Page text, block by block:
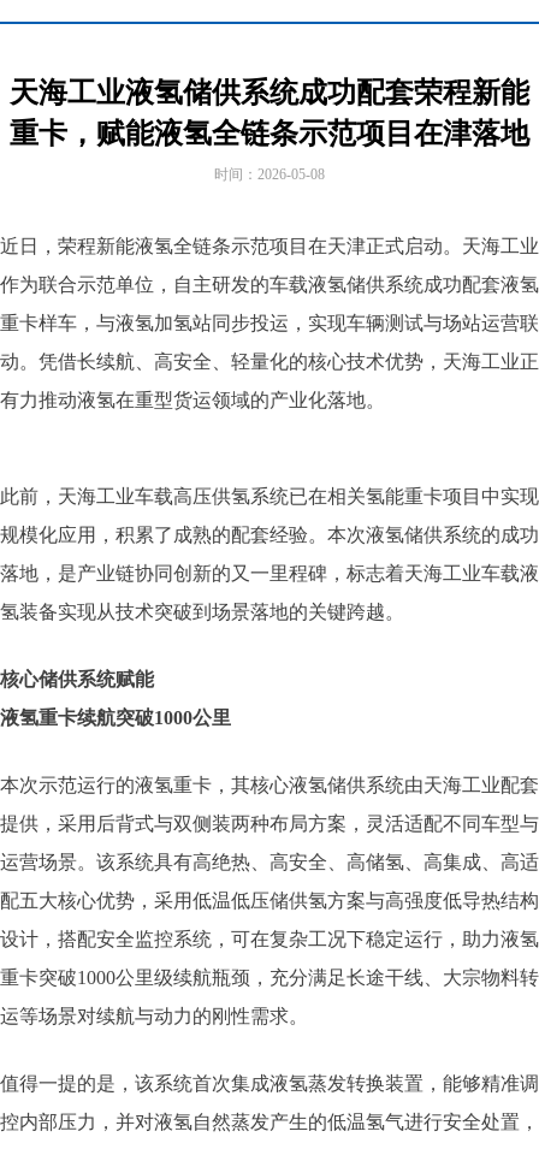
天海工业液氢储供系统成功配套荣程新能
重卡，赋能液氢全链条示范项目在津落地
时间： 2026-05-08
近日，荣程新能液氢全链条示范项目在天津正式启动。天海工业
作为联合示范单位，自主研发的车载液氢储供系统成功配套液氢
重卡样车，与液氢加氢站同步投运，实现车辆测试与场站运营联
动。凭借长续航、高安全、轻量化的核心技术优势，天海工业正
有力推动液氢在重型货运领域的产业化落地。
此前，天海工业车载高压供氢系统已在相关氢能重卡项目中实现
规模化应用，积累了成熟的配套经验。本次液氢储供系统的成功
落地，是产业链协同创新的又一里程碑，标志着天海工业车载液
氢装备实现从技术突破到场景落地的关键跨越。
核心储供系统赋能
液氢重卡续航突破1000公里
本次示范运行的液氢重卡，其核心液氢储供系统由天海工业配套
提供，采用后背式与双侧装两种布局方案，灵活适配不同车型与
运营场景。该系统具有高绝热、高安全、高储氢、高集成、高适
配五大核心优势，采用低温低压储供氢方案与高强度低导热结构
设计，搭配安全监控系统，可在复杂工况下稳定运行，助力液氢
重卡突破1000公里级续航瓶颈，充分满足长途干线、大宗物料转
运等场景对续航与动力的刚性需求。
值得一提的是，该系统首次集成液氢蒸发转换装置，能够精准调
控内部压力，并对液氢自然蒸发产生的低温氢气进行安全处置，